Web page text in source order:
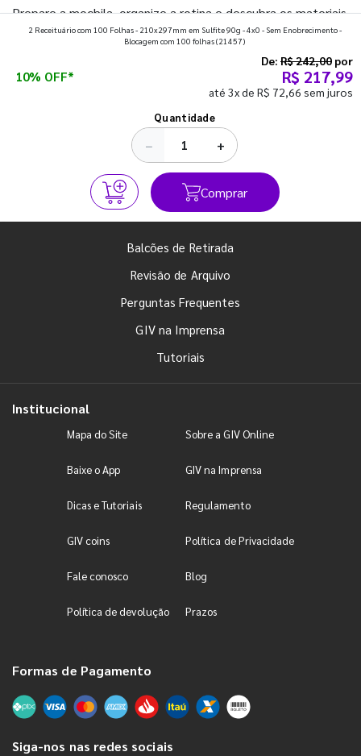
Prepare a mochila, organize a rotina e descubra os materiais
que fazem toda diferença para começar o segundo
2 Receituário com 100 Folhas - 210x297mm em Sulfite 90g - 4x0 - Sem Enobrecimento -
Blocagem com 100 folhas(21457)
10% OFF*
De: R$ 242,00 por
R$ 217,99
até 3x de R$ 72,66 sem juros
Quantidade
− +
Comprar
Balcões de Retirada
Revisão de Arquivo
Perguntas Frequentes
GIV na Imprensa
Tutoriais
Institucional
Mapa do Site Sobre a GIV Online
Baixe o App GIV na Imprensa
Dicas e Tutoriais Regulamento
GIV coins Política de Privacidade
Fale conosco Blog
Política de devolução Prazos
Formas de Pagamento
Siga-nos nas redes sociais